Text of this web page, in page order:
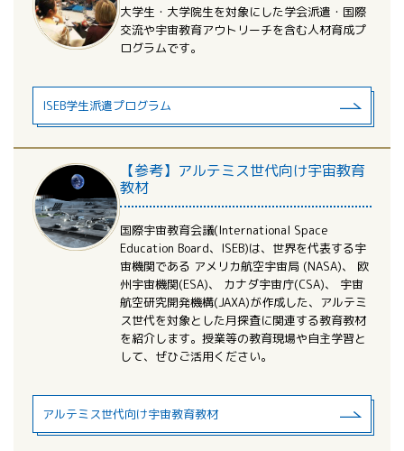
大学生・大学院生を対象にした学会派遣・国際
交流や宇宙教育アウトリーチを含む人材育成プ
ログラムです。
ISEB学生派遣プログラム
【参考】アルテミス世代向け宇宙教育
教材
国際宇宙教育会議(International Space
Education Board、ISEB)は、世界を代表する宇
宙機関である アメリカ航空宇宙局 (NASA)、 欧
州宇宙機関(ESA)、 カナダ宇宙庁(CSA)、 宇宙
航空研究開発機構(JAXA)が作成した、アルテミ
ス世代を対象とした月探査に関連する教育教材
を紹介します。授業等の教育現場や自主学習と
して、ぜひご活用ください。
アルテミス世代向け宇宙教育教材